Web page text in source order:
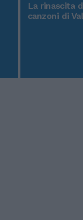
La rinascita
canzoni di